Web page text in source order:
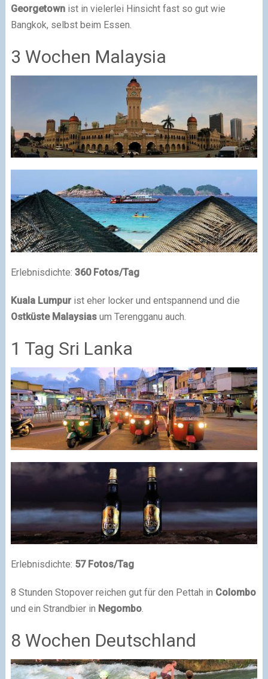
Georgetown ist in vielerlei Hinsicht fast so gut wie
Bangkok, selbst beim Essen.
3 Wochen Malaysia
Erlebnisdichte: 360 Fotos/Tag
Kuala Lumpurist eher locker und entspannend und die
Ostküste Malaysiasum Terengganu auch.
1 Tag Sri Lanka
Erlebnisdichte: 57 Fotos/Tag
8 Stunden Stopover reichen gut für den Pettah in Colombo
und ein Strandbier in Negombo.
8 Wochen Deutschland